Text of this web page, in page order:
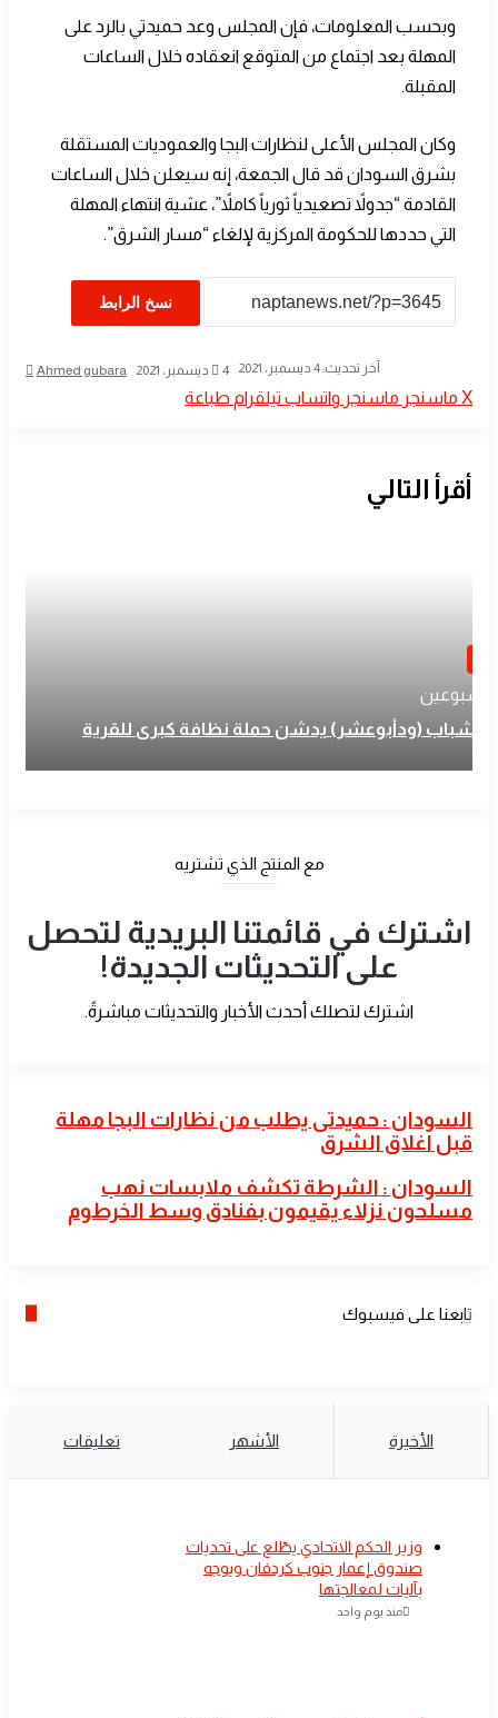
وبحسب المعلومات، فإن المجلس وعد حميدتي بالرد على
المهلة بعد اجتماع من المتوقع انعقاده خلال الساعات
المقبلة.
وكان المجلس الأعلى لنظارات البجا والعموديات المستقلة
بشرق السودان قد قال الجمعة، إنه سيعلن خلال الساعات
القادمة “جدولاً تصعيدياً ثورياً كاملاً”، عشية انتهاء المهلة
التي حددها للحكومة المركزية لإلغاء “مسار الشرق”.
نسخ الرابط
Ahmed gubara
بريدا
4 ديسمبر، 2021 آخر تحديث: 4 ديسمبر، 2021
‫X ماسنجر ماسنجر واتساب تيلقرام طباعة
أقرأ التالي
أسبوعين
شباب (ودأبوعشر) يدشن حملة نظافة كبرى للقرية
مع المنتج الذي تشتريه
اشترك في قائمتنا البريدية لتحصل
على التحديثات الجديدة!
اشترك لتصلك أحدث الأخبار والتحديثات مباشرةً.
السودان
:
حميدتى
من
نظارات
الشرق
السودان : حميدتى يطلب من نظارات البجا مهلة
قبل اغلاق الشرق
السودان
:
الشرطة
نزلاء
السودان : الشرطة تكشف ملابسات نهب
مسلحون نزلاء يقيمون بفنادق وسط الخرطوم
تابعنا على فيسبوك
الأخيرة الأشهر تعليقات
​وزير الحكم الاتحادي يطّلع على تحديات
صندوق إعمار جنوب كردفان ويوجه
بآليات لمعالجتها
منذ يوم واحد